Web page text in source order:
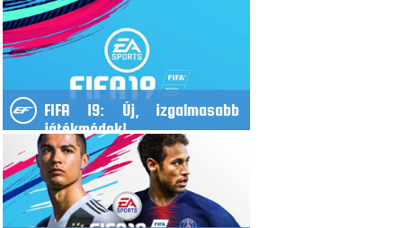
FIFA 19: Új, izgalmasabb
játékmódok!